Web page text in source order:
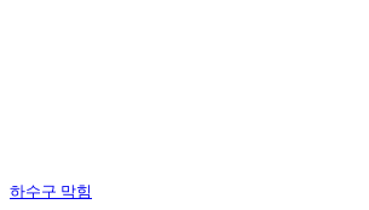
하수구 막힘